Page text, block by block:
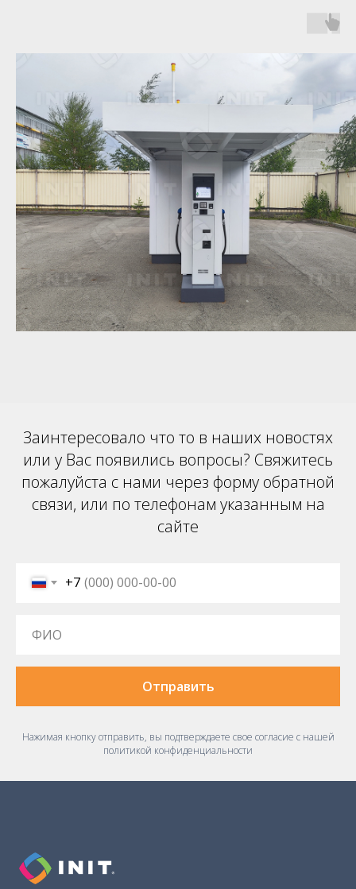
Заинтересовало что то в наших новостях
или у Вас появились вопросы? Свяжитесь
пожалуйста с нами через форму обратной
связи, или по телефонам указанным на
сайте
+7
Отправить
Нажимая кнопку отправить, вы подтверждаете свое согласие с нашей
политикой конфиденциальности